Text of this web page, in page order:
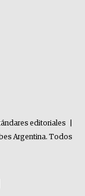
editoriales
Argentina. Todos